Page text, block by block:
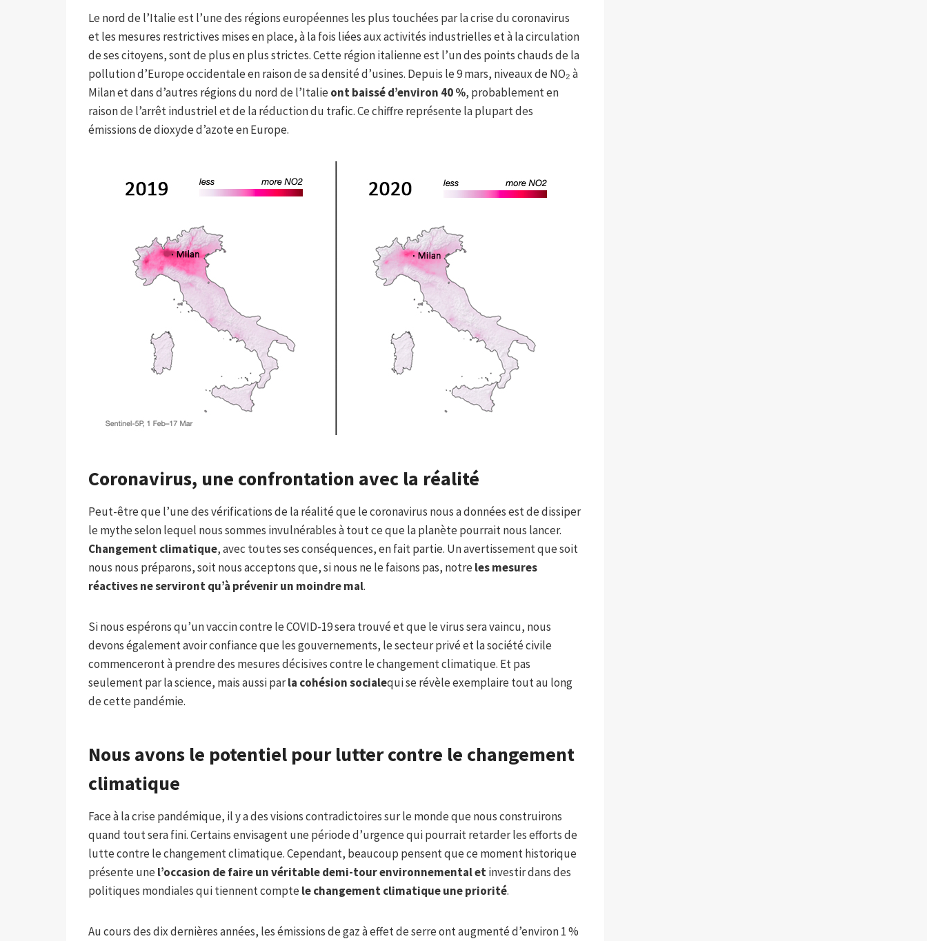
Le nord de l’Italie est l’une des régions européennes les plus touchées par la crise du coronavirus
et les mesures restrictives mises en place, à la fois liées aux activités industrielles et à la circulation
de ses citoyens, sont de plus en plus strictes. Cette région italienne est l’un des points chauds de la
pollution d’Europe occidentale en raison de sa densité d’usines. Depuis le 9 mars, niveaux de NO₂ à
Milan et dans d’autres régions du nord de l’Italie ont baissé d’environ 40 %, probablement en
raison de l’arrêt industriel et de la réduction du trafic. Ce chiffre représente la plupart des
émissions de dioxyde d’azote en Europe.
Coronavirus, une confrontation avec la réalité
Peut-être que l’une des vérifications de la réalité que le coronavirus nous a données est de dissiper
le mythe selon lequel nous sommes invulnérables à tout ce que la planète pourrait nous lancer.
Changement climatique, avec toutes ses conséquences, en fait partie. Un avertissement que soit
nous nous préparons, soit nous acceptons que, si nous ne le faisons pas, notre les mesures
réactives ne serviront qu’à prévenir un moindre mal.
Si nous espérons qu’un vaccin contre le COVID-19 sera trouvé et que le virus sera vaincu, nous
devons également avoir confiance que les gouvernements, le secteur privé et la société civile
commenceront à prendre des mesures décisives contre le changement climatique. Et pas
seulement par la science, mais aussi parla cohésion socialequi se révèle exemplaire tout au long
de cette pandémie.
Nous avons le potentiel pour lutter contre le changement
climatique
Face à la crise pandémique, il y a des visions contradictoires sur le monde que nous construirons
quand tout sera fini. Certains envisagent une période d’urgence qui pourrait retarder les efforts de
lutte contre le changement climatique. Cependant, beaucoup pensent que ce moment historique
présente une l’occasion de faire un véritable demi-tour environnemental etinvestir dans des
politiques mondiales qui tiennent compte le changement climatique une priorité.
Au cours des dix dernières années, les émissions de gaz à effet de serre ont augmenté d’environ 1 %